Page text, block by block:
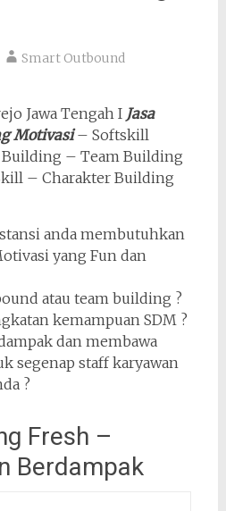
Smart Outbound
Jawa Tengah I Jasa
Motivasi– Softskill
– Team Building
– Charakter Building
anda membutuhkan
yang Fun dan
atau team building ?
kemampuan SDM ?
dan membawa
segenap staff karyawan
?
Fresh –
Berdampak